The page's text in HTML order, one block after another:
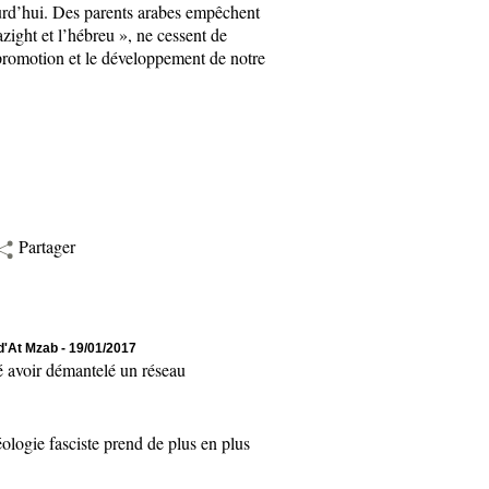
Des parents arabes empêchent
et l’hébreu », ne cessent de
et le développement de notre
Partager
Mzab - 19/01/2017
démantelé un réseau
fasciste prend de plus en plus